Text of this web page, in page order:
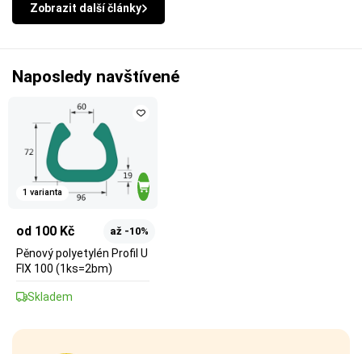
Zobrazit další články
Naposledy navštívené
1 varianta
od 100 Kč až -10%
Pěnový polyetylén Profil U
FIX 100 (1ks=2bm)
Skladem